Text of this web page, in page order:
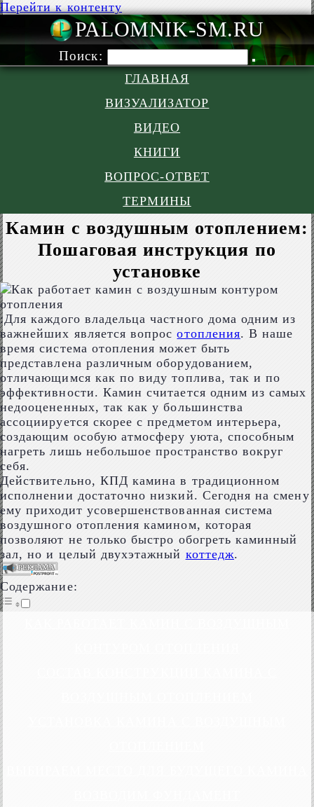
Перейти к контенту
PALOMNIK-
Поиск:
ГЛАВНАЯ
ВИЗУАЛИЗАТОР
ВИДЕО
КНИГИ
ВОПРОС-ОТВЕТ
ТЕРМИНЫ
Камин с воздушным отоплением:
Пошаговая инструкция по
установке
:Для каждого владельца частного дома одним из
важнейших является вопросотопления. В наше
время система отопления может быть
представлена различным оборудованием,
отличающимся как по виду топлива, так и по
эффективности. Камин считается одним из самых
недооцененных, так как у большинства
ассоциируется скорее с предметом интерьера,
создающим особую атмосферу уюта, способным
нагреть лишь небольшое пространство вокруг
себя.
Действительно, КПД камина в традиционном
исполнении достаточно низкий. Сегодня на смену
ему приходит усовершенствованная система
воздушного отопления камином, которая
позволяют не только быстро обогреть каминный
зал, но и целый двухэтажный коттедж.
Содержание: